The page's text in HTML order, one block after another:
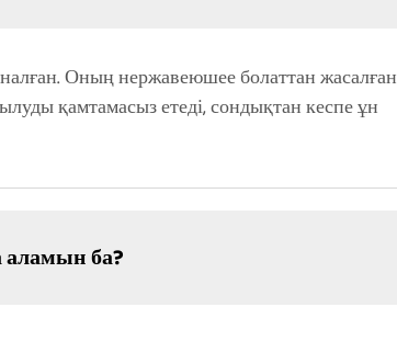
Оның нержавеюшее болаттан жасалған
қамтамасыз етеді, сондықтан кеспе ұн
аламын ба?